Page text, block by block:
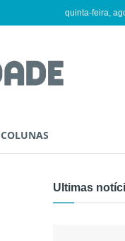
quinta-feira,
COLUNAS
Ultimas